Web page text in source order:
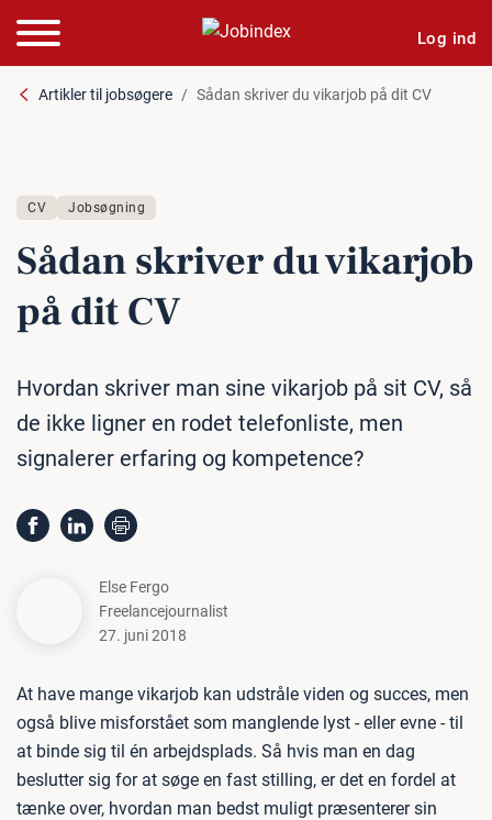
Log ind
Artikler til jobsøgere Sådan skriver du vikarjob på dit CV
CV Jobsøgning
Sådan skriver du vikarjob
på dit CV
Hvordan skriver man sine vikarjob på sit CV, så
de ikke ligner en rodet telefonliste, men
signalerer erfaring og kompetence?
Else Fergo
Freelancejournalist
27. juni 2018
At have mange vikarjob kan udstråle viden og succes, men
også blive misforstået som manglende lyst - eller evne - til
at binde sig til én arbejdsplads. Så hvis man en dag
beslutter sig for at søge en fast stilling, er det en fordel at
tænke over, hvordan man bedst muligt præsenterer sin